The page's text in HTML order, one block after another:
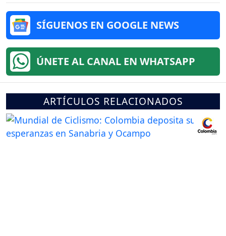
SÍGUENOS EN GOOGLE NEWS
ÚNETE AL CANAL EN WHATSAPP
ARTÍCULOS RELACIONADOS